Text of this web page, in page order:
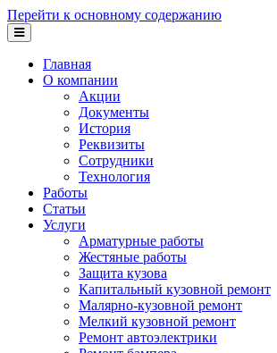
Перейти к основному содержанию
Главная
О компании
Акции
Документы
История
Реквизиты
Сотрудники
Технология
Работы
Статьи
Услуги
Арматурные работы
Жестяные работы
Защита кузова
Капитальный кузовной ремонт
Малярно-кузовной ремонт
Мелкий кузовной ремонт
Ремонт автоэлектрики